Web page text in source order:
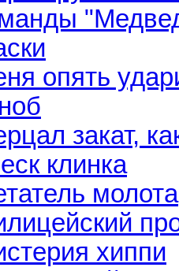
опять
закат,
клинка
молота
хиппи